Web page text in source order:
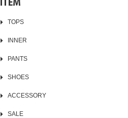
TOPS
INNER
PANTS
SHOES
ACCESSORY
SALE